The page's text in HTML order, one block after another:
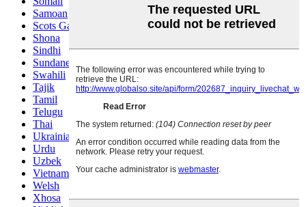
Samoan
Scots Gaelic
Shona
Sindhi
Sundanese
Swahili
Tajik
Tamil
Telugu
Thai
Ukrainian
Urdu
Uzbek
Vietnamese
Welsh
Xhosa